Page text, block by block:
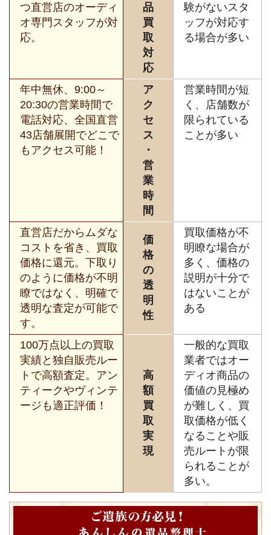
つ直営店のオーディ
オ専門スタッフが対
応。
品
買
取
対
応
験がないスタ
ッフが対応す
る場合が多い
年中無休、9:00～
20:30の営業時間で
電話対応、全国直営
43店舗展開でどこで
もアクセス可能！
ア
ク
セ
ス
・
営
業
時
間
営業時間が短
く、店舗数が
限られている
ことが多い
直営店だからムダな
コストを省き、買取
価格に還元。下取り
のように価格が不明
瞭ではなく、明確で
透明な査定が可能で
す。
価
格
の
透
明
性
買取価格が不
明瞭な場合が
多く、価格の
説明が十分で
はないことが
ある
100万点以上の買取
実績と独自販売ルー
トで高額査定。アン
ティークやヴィンテ
ージも適正評価！
高
額
買
取
実
現
一般的な買取
業者ではオー
ディオ商品の
価値の見極め
が難しく、買
取価格が低く
なることや販
売ルートが限
られることが
多い。